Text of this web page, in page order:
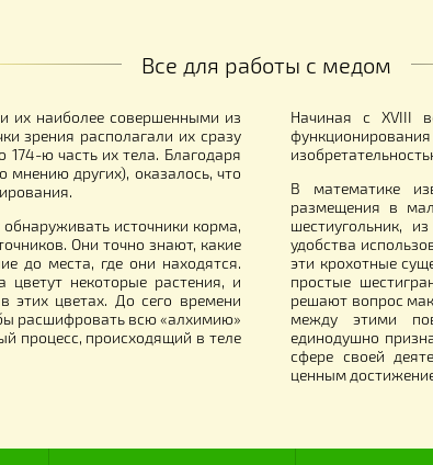
Подарочный сертификат
450.00